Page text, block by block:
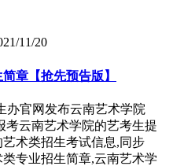
11/20
章【抢先预告版】
办官网发布云南艺术学院
考云南艺术学院的艺考生提
术类招生考试信息,同步
专业招生简章,云南艺术学